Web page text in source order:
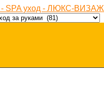
- SPA уход - ЛЮКС-ВИЗАЖ